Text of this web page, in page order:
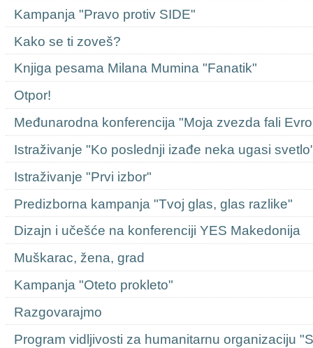
Kampanja "Pravo protiv SIDE"
Kako se ti zoveš?
Knjiga pesama Milana Mumina "Fanatik"
Otpor!
Međunarodna konferencija "Moja zvezda fali
Istraživanje "Ko poslednji izađe neka ugasi
Istraživanje "Prvi izbor"
Predizborna kampanja "Tvoj glas, glas razlike"
Dizajn i učešće na konferenciji YES Makedonija
Muškarac, žena, grad
Kampanja "Oteto prokleto"
Razgovarajmo
Program vidljivosti za humanitarnu organizaciju